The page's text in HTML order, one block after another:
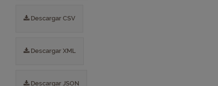
Descargar CSV
Descargar XML
Descargar JSON